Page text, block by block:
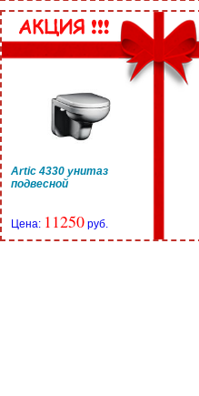
Artic 4330 унитаз
подвесной
Цена: 11250 руб.